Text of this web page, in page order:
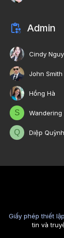
Admin
Cindy
John Smith
Hồng Hà
S Wandering
Q Diệp Quỳnh
Giấy phép thiết
tin và